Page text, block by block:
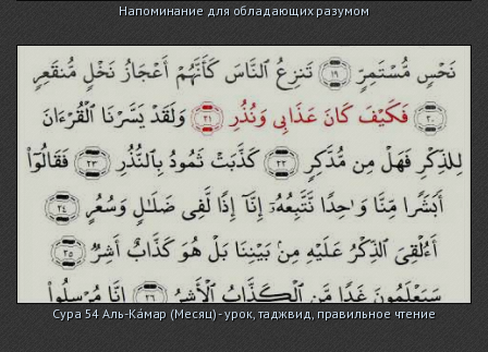
Напоминание для обладающих разумом
Сура 54 Аль-Ка́мар (Месяц) - урок, таджвид, правильное чтение